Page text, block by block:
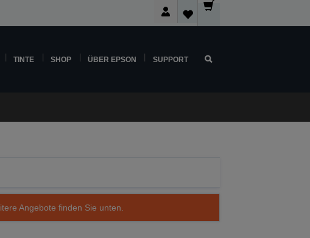
TINTE SHOP ÜBER EPSON SUPPORT
Angebote finden Sie unten.